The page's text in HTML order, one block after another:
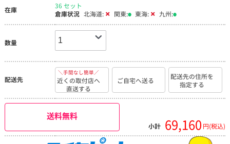
在庫
36 セット
倉庫状況 北海道: 関東: 東海: 九州:
数量
配送先
＼手間なし簡単／
近くの取付店へ
直送する
ご自宅へ送る
配送先の住所を
指定する
送料無料
小計 69,160 円(税込)